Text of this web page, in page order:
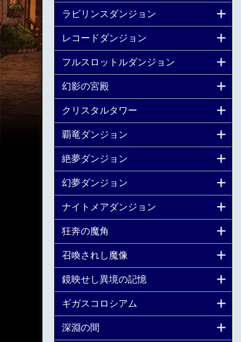
ラビリンスダンジョン
レコードダンジョン
フルスロットルダンジョン
幻影の宮殿
クリスタルタワー
覇竜ダンジョン
絶夢ダンジョン
幻夢ダンジョン
ナイトメアダンジョン
狂奔の魔角
召喚されし魔像
鏡映せし異境の記憶
ギガスコロシアム
深淵の間